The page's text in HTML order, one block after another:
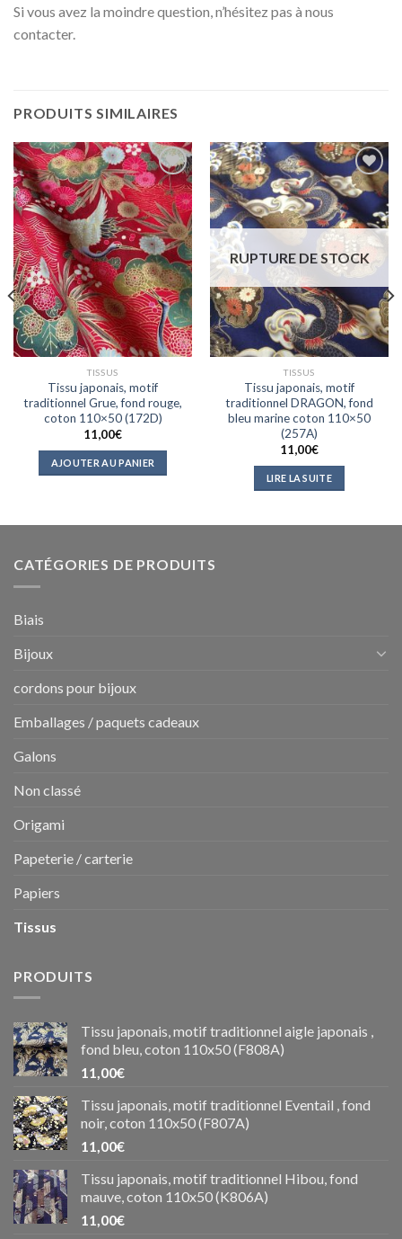
Si vous avez la moindre question, n’hésitez pas à nous
contacter.
PRODUITS SIMILAIRES
Ajouter
à la liste
d'envies
TISSUS
Tissu japonais, motif
traditionnel Grue, fond rouge,
coton 110×50 (172D)
11,00€
AJOUTER AU PANIER
Ajouter
à la liste
d'envies
RUPTURE DE STOCK
TISSUS
Tissu japonais, motif
traditionnel DRAGON, fond
bleu marine coton 110×50
(257A)
11,00€
LIRE LA SUITE
CATÉGORIES DE PRODUITS
Biais
Bijoux
cordons pour bijoux
Emballages / paquets cadeaux
Galons
Non classé
Origami
Papeterie / carterie
Papiers
Tissus
PRODUITS
Tissu japonais, motif traditionnel aigle japonais ,
fond bleu, coton 110x50 (F808A)
11,00€
Tissu japonais, motif traditionnel Eventail , fond
noir, coton 110x50 (F807A)
11,00€
Tissu japonais, motif traditionnel Hibou, fond
mauve, coton 110x50 (K806A)
11,00€